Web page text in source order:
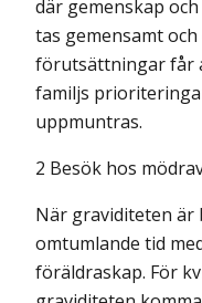
där gemenskap
tas gemensamt
förutsättningar får
familjs
uppmuntras.
2 Besök hos
När graviditeten är
omtumlande tid
föräldraskap. För